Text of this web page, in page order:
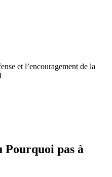
et l’encouragement de la
pas à